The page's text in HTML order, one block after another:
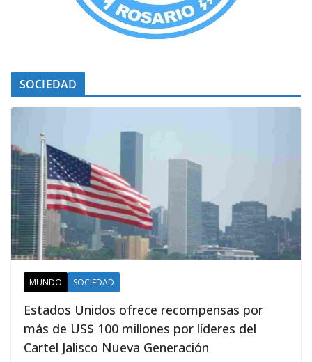
SOCIEDAD
MUNDO SOCIEDAD
Estados Unidos ofrece recompensas por
más de US$ 100 millones por líderes del
Cartel Jalisco Nueva Generación